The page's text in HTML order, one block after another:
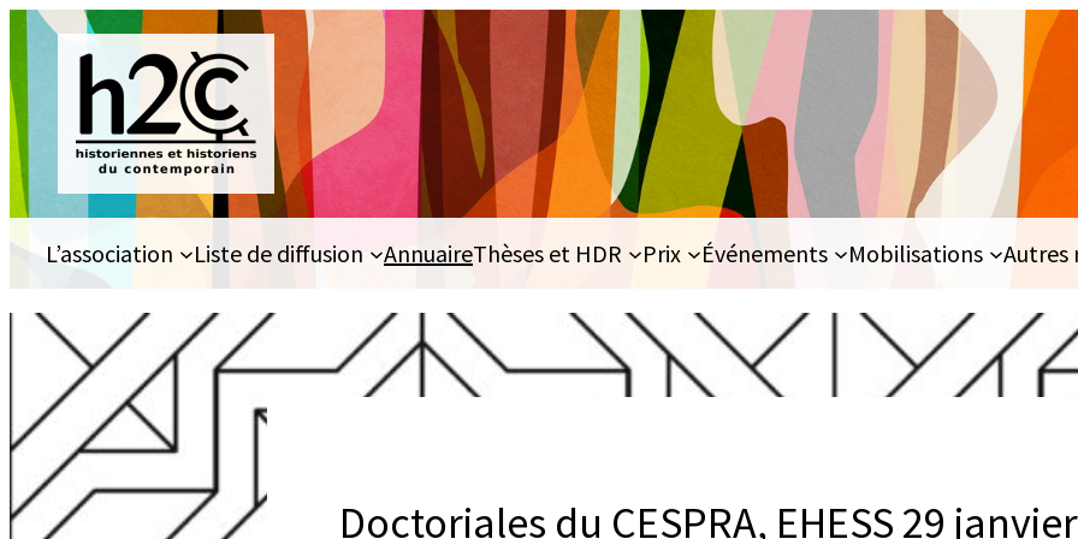
Aller
au
contenu
L’association Liste de diffusion AnnuaireThèses et HDR Prix Événements Mobilisations Autres
Doctoriales du CESPRA, EHESS 29